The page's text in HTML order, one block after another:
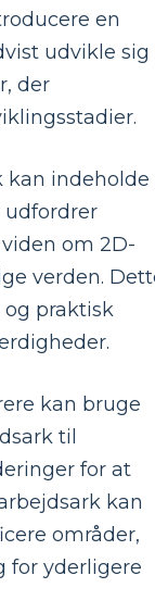
en
udvikle sig
der
kan indeholde
udfordrer
om 2D-
verden.
praktisk
kan bruge
til
for at
kan
områder,
for yderligere